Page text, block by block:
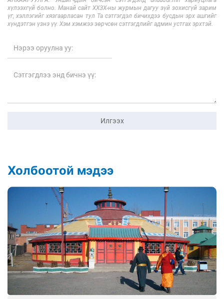
хүлээхгүй болно. Манай сайт ХХЗХ-ны журмын дагуу зүй зохисгүй зарим
үг, хэллэгийг хязгаарласан тул Та сэтгэгдэл бичихдээ бусдын эрх ашгийг
хүндэтгэн үзнэ үү. Хэм хэмжээ зөрчсөн сэтгэгдлийг админ устгах эрхтэй.
Илгээх
Холбоотой мэдээ